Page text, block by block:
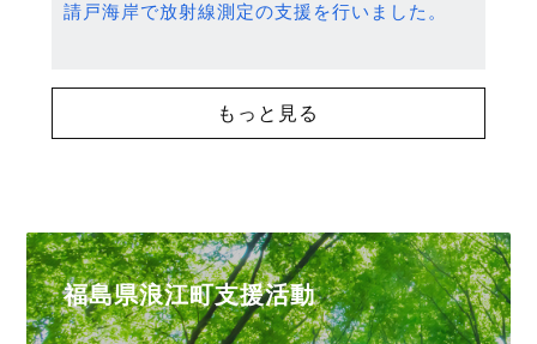
請戸海岸で放射線測定の支援を行いました。
もっと見る
福島県浪江町支援活動